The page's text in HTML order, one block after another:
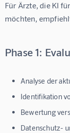
Für Ärzte, die KI
möchten,
Phase 1:
Analyse der
Identifikation
Bewertung
Datenschutz-